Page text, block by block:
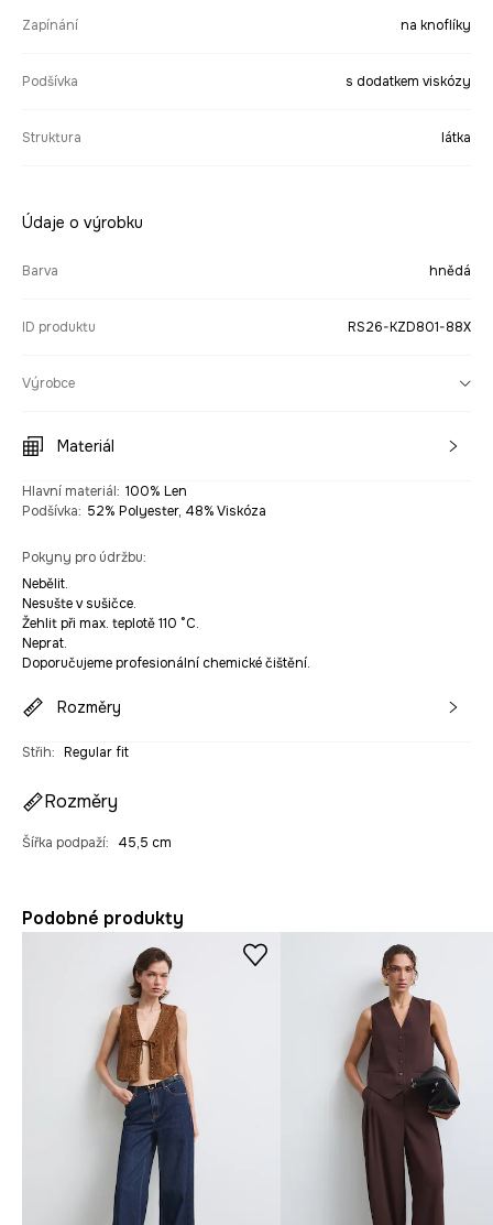
Zapínání na knoflíky
Podšívka s dodatkem viskózy
Struktura látka
Údaje o výrobku
Barva hnědá
ID produktu RS26-KZD801-88X
Výrobce
Materiál
Hlavní materiál: 100% Len
Podšívka: 52% Polyester, 48% Viskóza
Pokyny pro údržbu:
Nebělit.
Nesušte v sušičce.
Žehlit při max. teplotě 110 °C.
Neprat.
Doporučujeme profesionální chemické čištění.
Rozměry
Střih: Regular fit
Rozměry
Šířka podpaží: 45,5 cm
Podobné produkty